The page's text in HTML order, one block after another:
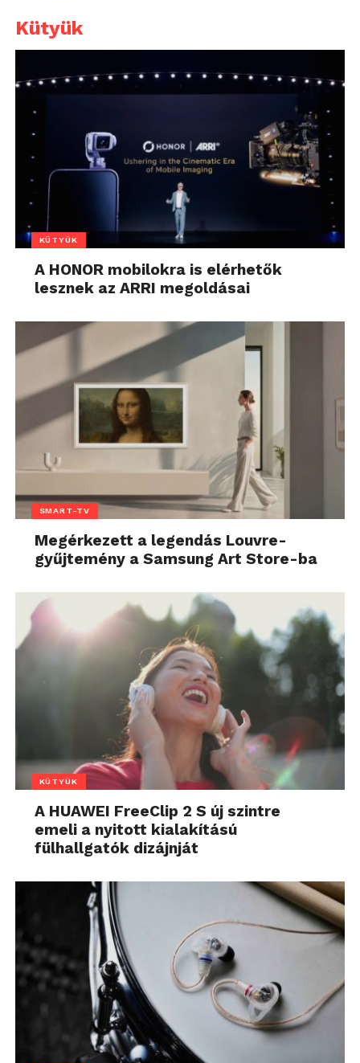
Kütyük
KÜTYÜK
A HONOR mobilokra is elérhetők
lesznek az ARRI megoldásai
SMART-TV
Megérkezett a legendás Louvre-
gyűjtemény a Samsung Art Store-ba
KÜTYÜK
A HUAWEI FreeClip 2 S új szintre
emeli a nyitott kialakítású
fülhallgatók dizájnját